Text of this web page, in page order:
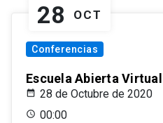
28 OCT
Conferencias
Escuela Abierta
28 de Octubre de 2020
00:00